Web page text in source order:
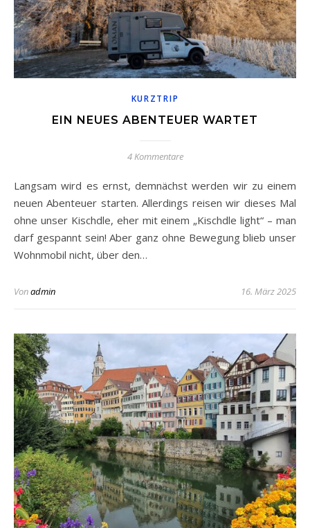
KURZTRIP
EIN NEUES ABENTEUER WARTET
4 Kommentare
Langsam wird es ernst, demnächst werden wir zu einem
neuen Abenteuer starten. Allerdings reisen wir dieses Mal
ohne unser Kischdle, eher mit einem „Kischdle light“ – man
darf gespannt sein! Aber ganz ohne Bewegung blieb unser
Wohnmobil nicht, über den…
Vonadmin 16. März 2025